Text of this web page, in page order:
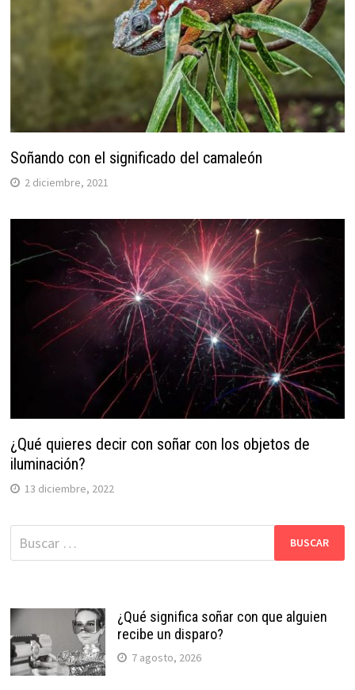
Soñando con el significado del camaleón
2 diciembre, 2021
¿Qué quieres decir con soñar con los objetos de
iluminación?
13 diciembre, 2022
Buscar:
¿Qué significa soñar con que alguien
recibe un disparo?
7 agosto, 2026